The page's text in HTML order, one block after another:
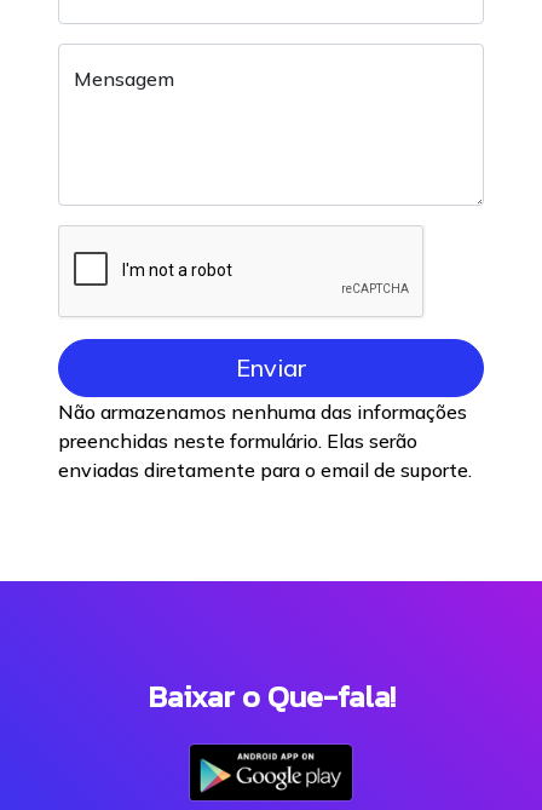
Mensagem
Não armazenamos nenhuma das informações
preenchidas neste formulário. Elas serão
enviadas diretamente para o email de suporte.
Baixar o Que-fala!